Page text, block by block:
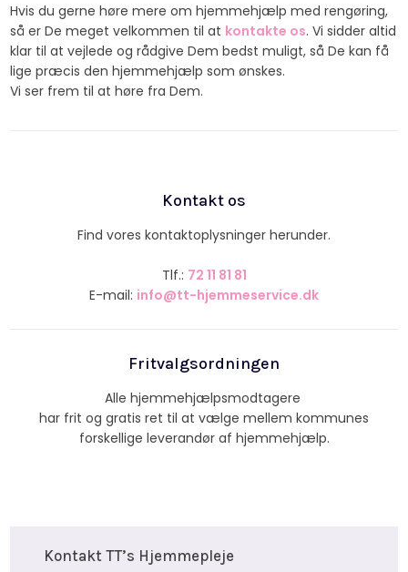
Hvis du gerne høre mere om hjemmehjælp med rengøring,
så er De meget velkommen til at kontakte os. Vi sidder altid
klar til at vejlede og rådgive Dem bedst muligt, så De kan få
lige præcis den hjemmehjælp som ønskes.
Vi ser frem til at høre fra Dem.
Kontakt os
Find vores kontaktoplysninger herunder.
​Tlf.: 72 11 81 81
E-mail: info@tt-hjemmeservice.dk
Fritvalgsordningen​
Alle hjemmehjælpsmodtagere
har frit og gratis ret til at vælge mellem kommunes
forskellige leverandør af hjemmehjælp.​
Kontakt TT’s Hjemmepleje